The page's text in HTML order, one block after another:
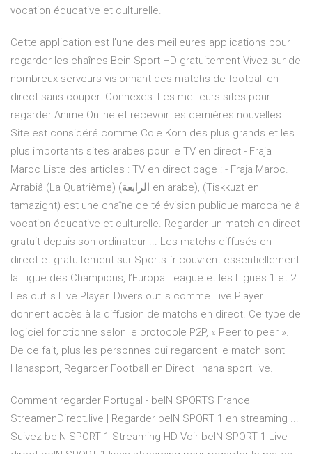
vocation éducative et culturelle.
Cette application est l’une des meilleures applications pour
regarder les chaînes Bein Sport HD gratuitement Vivez sur de
nombreux serveurs visionnant des matchs de football en
direct sans couper. Connexes: Les meilleurs sites pour
regarder Anime Online et recevoir les dernières nouvelles.
Site est considéré comme Cole Korh des plus grands et les
plus importants sites arabes pour le TV en direct - Fraja
Maroc Liste des articles : TV en direct page : - Fraja Maroc.
Arrabiâ (La Quatrième) (الرابعة en arabe), (Tiskkuzt en
tamazight) est une chaîne de télévision publique marocaine à
vocation éducative et culturelle. Regarder un match en direct
gratuit depuis son ordinateur ... Les matchs diffusés en
direct et gratuitement sur Sports.fr couvrent essentiellement
la Ligue des Champions, l’Europa League et les Ligues 1 et 2.
Les outils Live Player. Divers outils comme Live Player
donnent accès à la diffusion de matchs en direct. Ce type de
logiciel fonctionne selon le protocole P2P, « Peer to peer ».
De ce fait, plus les personnes qui regardent le match sont
Hahasport, Regarder Football en Direct | haha sport live.
Comment regarder Portugal - beIN SPORTS France
StreamenDirect.live | Regarder beIN SPORT 1 en streaming ...
Suivez beIN SPORT 1 Streaming HD Voir beIN SPORT 1 Live